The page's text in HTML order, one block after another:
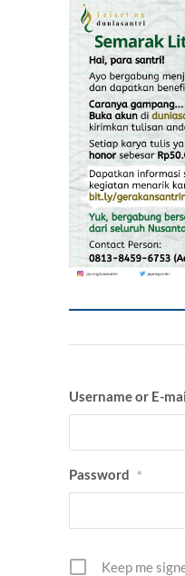
Username or E-
Password *
Keep me